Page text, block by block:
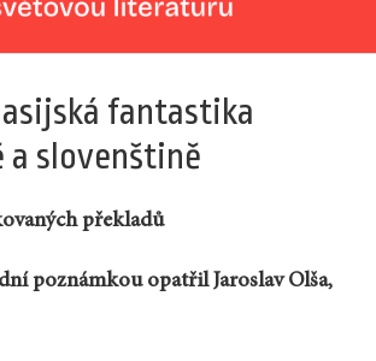
fantastika
a slovenštině
překladů
poznámkou opatřil Jaroslav Olša,